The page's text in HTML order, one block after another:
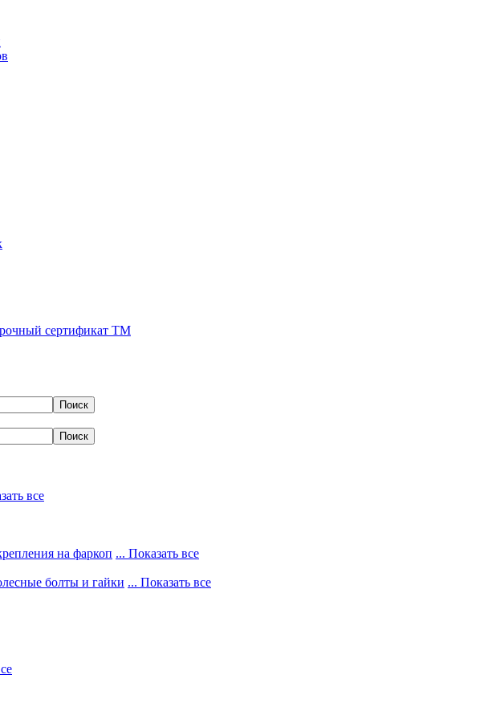
сертификат ТМ
все
на фаркоп ... Показать все
болты и гайки ... Показать все